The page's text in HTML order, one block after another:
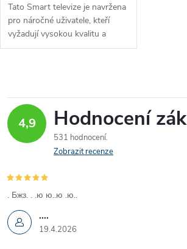
Tato Smart televize je navržena
pro náročné uživatele, kteří
vyžadují vysokou kvalitu a
spolehlivost. S 4letou zárukou
v
l
d
a
c
4,9 Hodnocení
531 hodnocení
Zobrazit recenze
....
19.4.2026
. Бжз. . .ю ю..ю .ю..